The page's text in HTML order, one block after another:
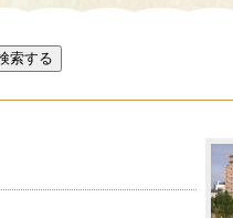
索する